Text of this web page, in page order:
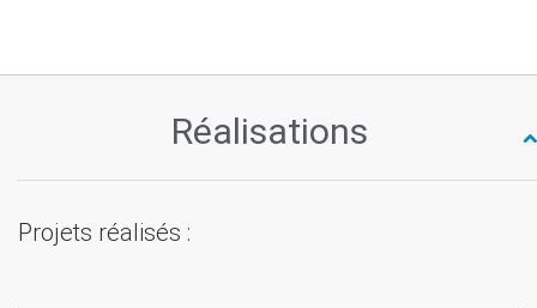
Réalisations
Projets réalisés :